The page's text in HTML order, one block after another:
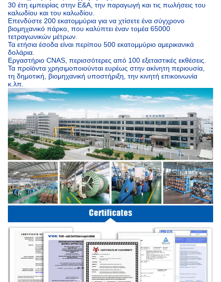
30 έτη εμπειρίας στην Ε&Α, την παραγωγή και τις πωλήσεις του
καλωδίου και του καλωδίου.
Επενδύστε 200 εκατομμύρια για να χτίσετε ένα σύγχρονο
βιομηχανικό πάρκο, που καλύπτει έναν τομέα 65000
τετραγωνικών μέτρων.
Τα ετήσια έσοδα είναι περίπου 500 εκατομμύριο αμερικανικά
δολάρια.
Εργαστήριο CNAS, περισσότερες από 100 εξεταστικές εκθέσεις.
Τα προϊόντα χρησιμοποιούνται ευρέως στην ακίνητη περιουσία,
τη δημοτική, βιομηχανική υποστήριξη, την κινητή επικοινωνία
κ.λπ.